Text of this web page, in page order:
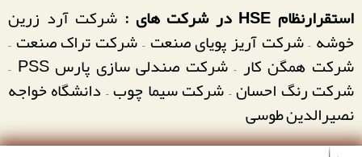
استقرارنظام HSE در شرکت های :
شرکت آرد زرین
خوشه – شرکت آریز پویای صنعت – شرکت تراک صنعت –
شرکت همگن کار – شرکت صندلی سازی پارس PSS –
شرکت رنگ احسان – شرکت سیما چوب – دانشگاه خواجه
نصیرالدین طوسی